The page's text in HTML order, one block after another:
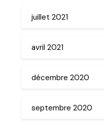
juillet 2021
avril 2021
décembre 2020
septembre 2020